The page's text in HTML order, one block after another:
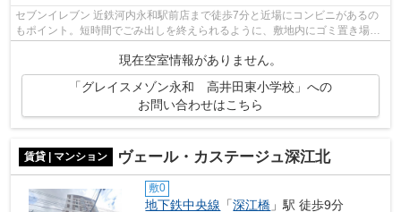
セブンイレブン 近鉄河内永和駅前店まで徒歩7分と近場にコンビニがあるの
もポイント。短時間でごみ出しを終えられるように、敷地内にゴミ置き場を
現在空室情報がありません。
「グレイスメゾン永和 高井田東小学校」への
お問い合わせはこちら
賃貸 | マンション ヴェール・カステージュ深江北
敷0
地下鉄中央線 「深江橋 」駅 徒歩9分